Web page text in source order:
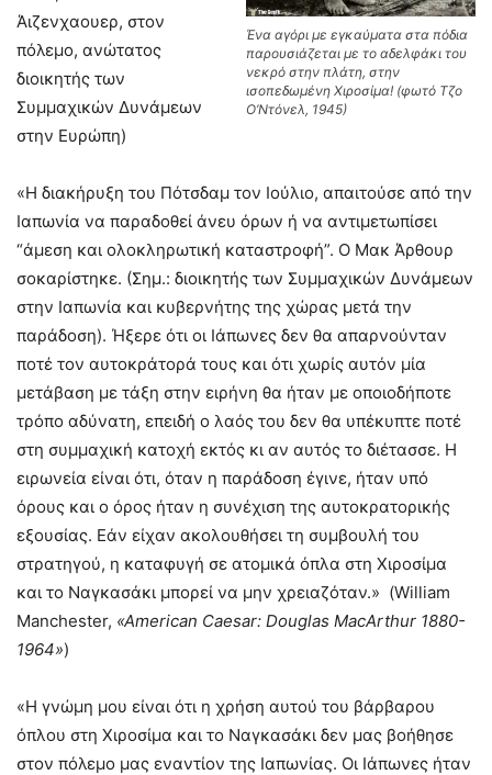
Ένα αγόρι με εγκαύματα στα πόδια
παρουσιάζεται με το αδελφάκι του
νεκρό στην πλάτη, στην
ισοπεδωμένη Χιροσίμα! (φωτό Τζο
Ο’Ντόνελ, 1945)
Άιζενχαουερ, στον
πόλεμο, ανώτατος
διοικητής των
Συμμαχικών Δυνάμεων
στην Ευρώπη)
«Η διακήρυξη του Πότσδαμ τον Ιούλιο, απαιτούσε από την
Ιαπωνία να παραδοθεί άνευ όρων ή να αντιμετωπίσει
“άμεση και ολοκληρωτική καταστροφή”. Ο Μακ Άρθουρ
σοκαρίστηκε. (Σημ.: διοικητής των Συμμαχικών Δυνάμεων
στην Ιαπωνία και κυβερνήτης της χώρας μετά την
παράδοση). Ήξερε ότι οι Ιάπωνες δεν θα απαρνούνταν
ποτέ τον αυτοκράτορά τους και ότι χωρίς αυτόν μία
μετάβαση με τάξη στην ειρήνη θα ήταν με οποιοδήποτε
τρόπο αδύνατη, επειδή ο λαός του δεν θα υπέκυπτε ποτέ
στη συμμαχική κατοχή εκτός κι αν αυτός το διέτασσε. Η
ειρωνεία είναι ότι, όταν η παράδοση έγινε, ήταν υπό
όρους και ο όρος ήταν η συνέχιση της αυτοκρατορικής
εξουσίας. Εάν είχαν ακολουθήσει τη συμβουλή του
στρατηγού, η καταφυγή σε ατομικά όπλα στη Χιροσίμα
και το Ναγκασάκι μπορεί να μην χρειαζόταν.» (William
Manchester, «American Caesar: Douglas MacArthur 1880-
1964»)
«Η γνώμη μου είναι ότι η χρήση αυτού του βάρβαρου
όπλου στη Χιροσίμα και το Ναγκασάκι δεν μας βοήθησε
στον πόλεμο μας εναντίον της Ιαπωνίας. Οι Ιάπωνες ήταν